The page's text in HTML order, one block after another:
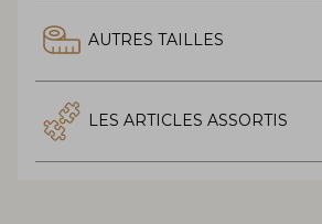
AUTRES TAILLES
LES ARTICLES ASSORTIS